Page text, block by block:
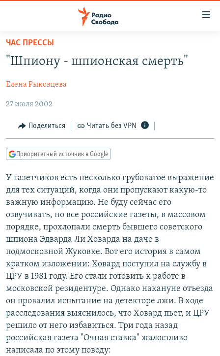
упрощенного
доступа
содержанию
Вернутся
главной
навигации
поиску
ПРОГРАММЫ
АВТОРСКИЕ ПРОЕКТЫ
ЦИТАТЫ СВОБОДЫ
МНЕНИЯ
КУЛЬТУРА
IDEL.РЕАЛИИ
КАВКАЗ.РЕАЛИИ
СЕВЕР.РЕАЛИИ
СИБИРЬ.РЕАЛИИ
РАСПИСАНИЕ ВЕЩАНИЯ
ПОДПИШИТЕСЬ НА РАССЫЛКУ
СОЦИАЛЬНЫЕ СЕТИ
Все сайты РСЕ/РС
ЧАС ПРЕССЫ
"Шпиону - шпионская смерть"
Елена Рыковцева
27 июля 2002
Поделиться Читать без VPN
Приоритетный источник в Google
У газетчиков есть несколько грубоватое выражение
для тех ситуаций, когда они пропускают какую-то
важную информацию. Не буду сейчас его
озвучивать, но все российские газеты, в массовом
порядке, прохлопали смерть бывшего советского
шпиона Эдварда Ли Ховарда на даче в
подмосковной Жуковке. Вот его история в самом
кратком изложении: Ховард поступил на службу в
ЦРУ в 1981 году. Его стали готовить к работе в
московской резидентуре. Однако накануне отъезда
он провалил испытание на детекторе лжи. В ходе
расследования выяснилось, что Ховард пьет, и ЦРУ
решило от него избавиться. Три года назад
российская газета "Очная ставка" жалостливо
написала по этому поводу: